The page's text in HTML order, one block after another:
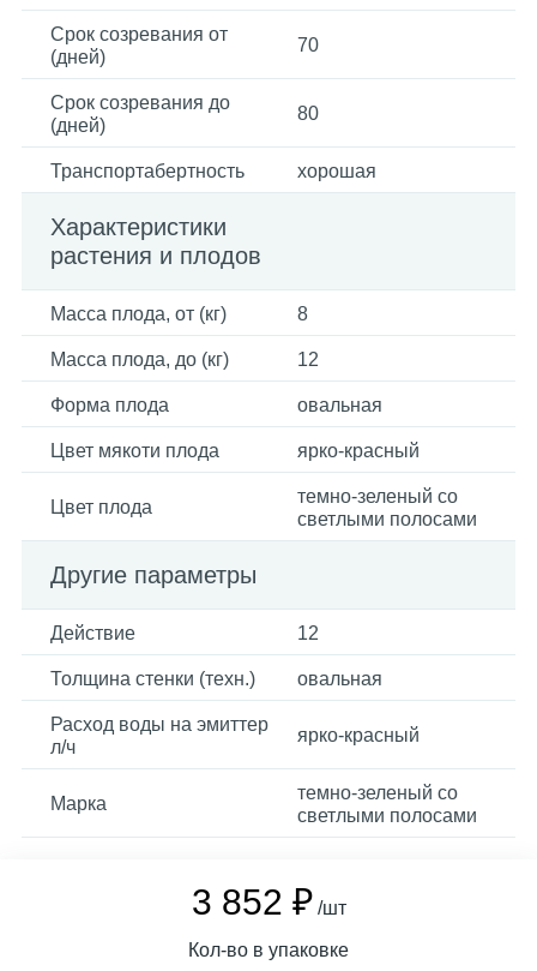
Срок созревания от
(дней)
70
Срок созревания до
(дней)
80
Транспортабертность хорошая
Характеристики
растения и плодов
Масса плода, от (кг) 8
Масса плода, до (кг) 12
Форма плода овальная
Цвет мякоти плода ярко-красный
Цвет плода
темно-зеленый со
светлыми полосами
Другие параметры
Действие 12
Толщина стенки (техн.) овальная
Расход воды на эмиттер
л/ч
ярко-красный
Марка
темно-зеленый со
светлыми полосами
3 852 ₽ /шт
Кол-во в упаковке